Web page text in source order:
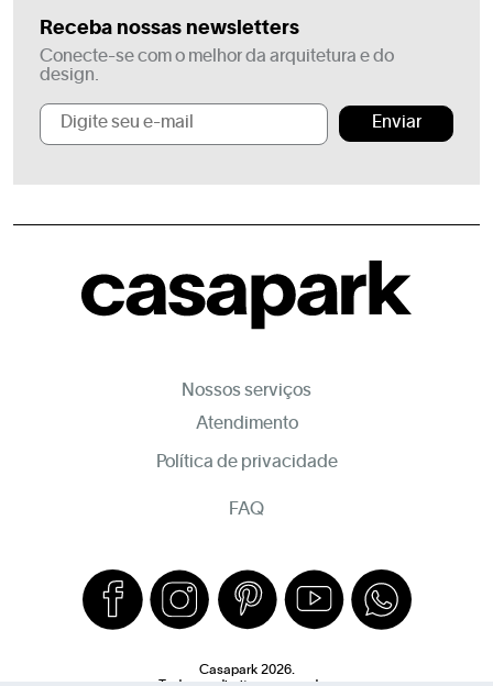
Receba nossas newsletters
Conecte-se com o melhor da arquitetura e do
design.
Enviar
Nossos serviços
Atendimento
Política de privacidade
FAQ
Casapark 2026.